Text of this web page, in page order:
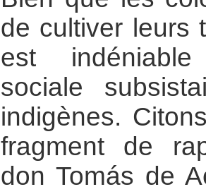
de cultiver leurs
est
sociale
indigènes.
fragment de
don Tomás de